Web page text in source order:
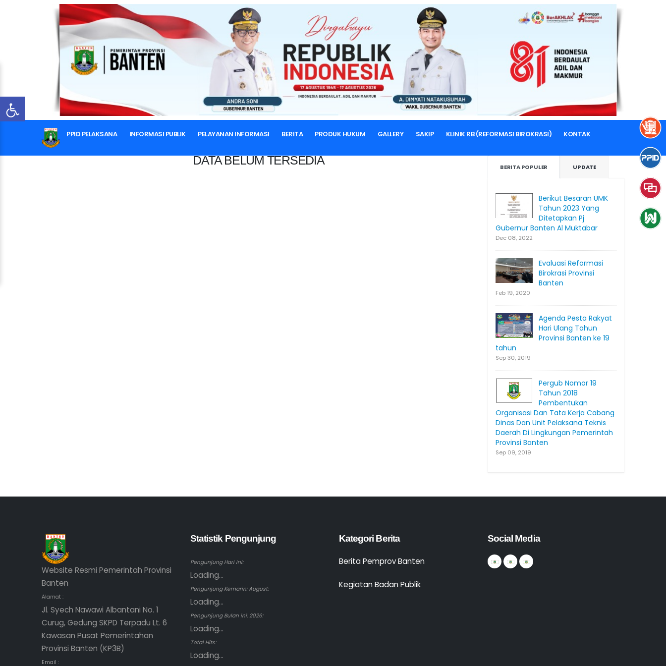
PPID PELAKSANA INFORMASI PUBLIK PELAYANAN INFORMASI BERITA PRODUK HUKUM GALLERY SAKIP KLINIK RB (REFORMASI BIROKRASI) KONTAK
BERANDA
DATA BELUM TERSEDIA
BERITA POPULER UPDATE
Berikut Besaran UMK
Tahun 2023 Yang
Ditetapkan Pj
Gubernur Banten Al Muktabar
Dec 08, 2022
Evaluasi Reformasi
Birokrasi Provinsi
Banten
Feb 19, 2020
Agenda Pesta Rakyat
Hari Ulang Tahun
Provinsi Banten ke 19
tahun
Sep 30, 2019
Pergub Nomor 19
Tahun 2018
Pembentukan
Organisasi Dan Tata Kerja Cabang
Dinas Dan Unit Pelaksana Teknis
Daerah Di Lingkungan Pemerintah
Provinsi Banten
Sep 09, 2019
Website Resmi Pemerintah Provinsi
Banten
Alamat :
Jl. Syech Nawawi Albantani No. 1
Curug, Gedung SKPD Terpadu Lt. 6
Kawasan Pusat Pemerintahan
Provinsi Banten (KP3B)
Email :
Statistik Pengunjung
Pengunjung Hari ini:
Loading...
Pengunjung Kemarin: August:
Loading...
Pengunjung Bulan ini: 2026:
Loading...
Total Hits:
Loading...
Kategori Berita
Berita Pemprov Banten
Kegiatan Badan Publik
Social Media